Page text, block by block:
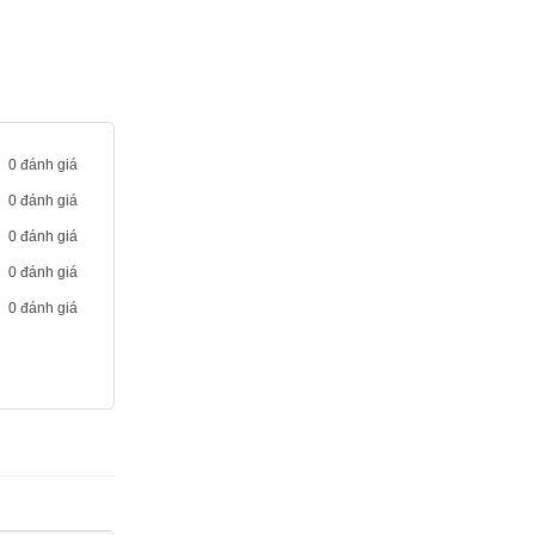
sức khỏe
có thể kiểm
0 đánh giá
0 đánh giá
0 đánh giá
0 đánh giá
0 đánh giá